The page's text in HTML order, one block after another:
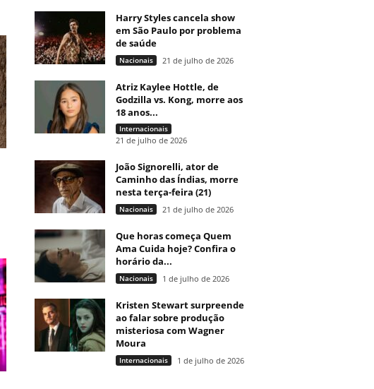
Harry Styles cancela show
em São Paulo por problema
de saúde
Nacionais 21 de julho de 2026
Atriz Kaylee Hottle, de
Godzilla vs. Kong, morre aos
18 anos...
Internacionais
21 de julho de 2026
João Signorelli, ator de
Caminho das Índias, morre
nesta terça-feira (21)
Nacionais 21 de julho de 2026
Que horas começa Quem
Ama Cuida hoje? Confira o
horário da...
Nacionais 1 de julho de 2026
Kristen Stewart surpreende
ao falar sobre produção
misteriosa com Wagner
Moura
Internacionais 1 de julho de 2026